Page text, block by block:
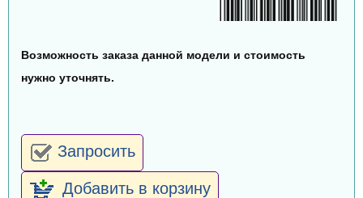
Возможность заказа данной модели и стоимость
нужно уточнять.
Запросить
Добавить в корзину